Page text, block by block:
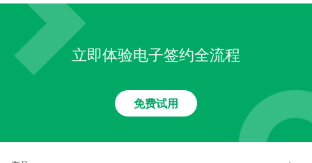
立即体验电子签约全流程
免费试用